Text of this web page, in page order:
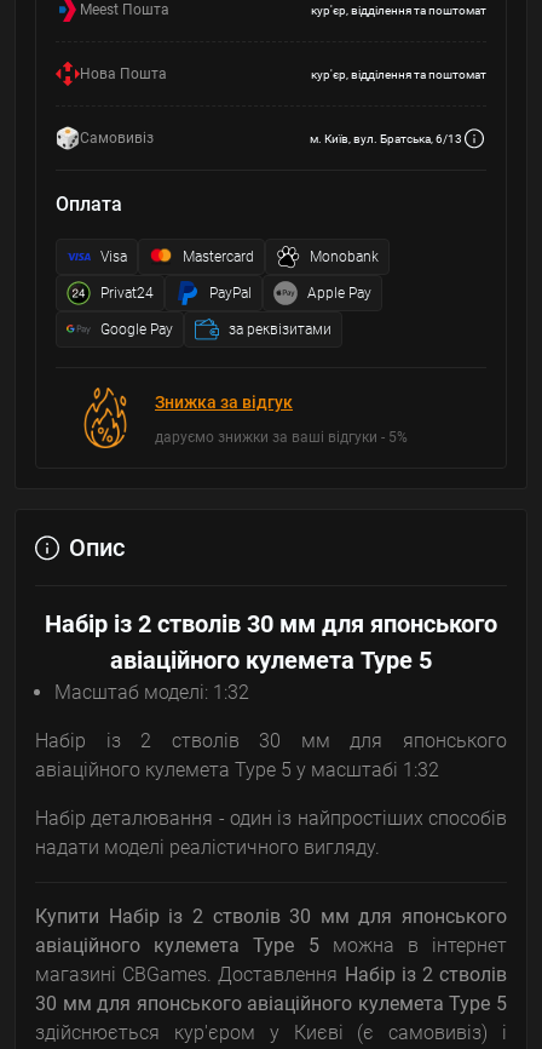
Meest Пошта кур'єр, відділення та поштомат
Нова Пошта кур'єр, відділення та поштомат
Самовивіз м. Київ, вул. Братська, 6/13
Оплата
Visa Mastercard Monobank
Privat24 PayPal Apple Pay
Google Pay за реквізитами
Знижка за відгук
даруємо знижки за ваші відгуки - 5%
Опис
Набір із 2 стволів 30 мм для японського
авіаційного кулемета Type 5
Масштаб моделі: 1:32
Набір із 2 стволів 30 мм для японського
авіаційного кулемета Type 5 у масштабі 1:32
Набір деталювання - один із найпростіших способів
надати моделі реалістичного вигляду.
Купити Набір із 2 стволів 30 мм для японського
авіаційного кулемета Type 5можна в інтернет
магазині CBGames. Доставлення Набір із 2 стволів
30 мм для японського авіаційного кулемета Type 5
здійснюється кур'єром у Києві (є самовивіз) і